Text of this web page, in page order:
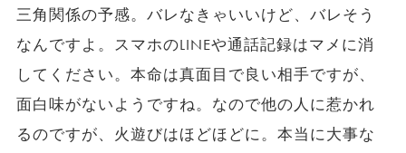
三角関係の予感。バレなきゃいいけど、バレそう
なんですよ。スマホのLINEや通話記録はマメに消
してください。本命は真面目で良い相手ですが、
面白味がないようですね。なので他の人に惹かれ
るのですが、火遊びはほどほどに。本当に大事な